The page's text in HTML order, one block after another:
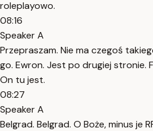
roleplayowo.
08:16
Speaker A
Przepraszam. Nie ma czegoś
go. Ewron. Jest po drugiej stronie.
On tu jest.
08:27
Speaker A
Belgrad. Belgrad. O Boże, minus je